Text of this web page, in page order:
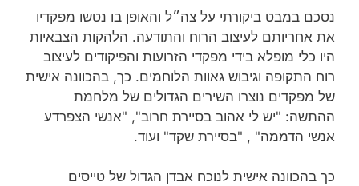
נסכם במבט ביקורתי על צה״ל והאופן בו נטשו מפקדיו
את אחריותם לעיצוב הרוח והתודעה. הלהקות הצבאיות
היו כלי מופלא בידי מפקדי הזרועות והפיקודים לעיצוב
רוח התקופה וגיבוש גאוות הלוחמים. כך, בהכוונה אישית
של מפקדים נוצרו השירים הגדולים של מלחמת
ההתשה: "יש לי אהוב בסיירת חרוב", "אנשי הצפרדע
אנשי הדממה" , "בסיירת שקד" ועוד.
כך בהכוונה אישית לנוכח אבדן הגדול של טייסים